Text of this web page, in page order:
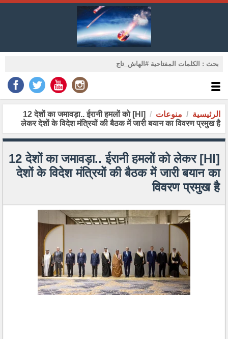
الرئيسية منوعات
[HI] 12 देशों का जमावड़ा.. ईरानी हमलों को
लेकर देशों के विदेश मंत्रियों की बैठक में जारी बयान का विवरण प्रमुख है
[HI] 12 देशों का जमावड़ा.. ईरानी हमलों को लेकर
देशों के विदेश मंत्रियों की बैठक में जारी बयान का
विवरण प्रमुख है